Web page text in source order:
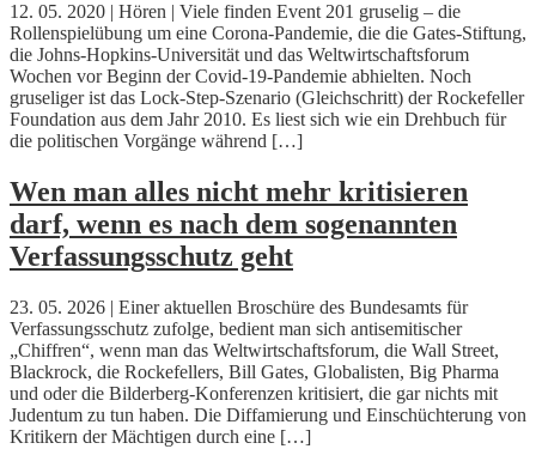
12. 05. 2020 | Hören | Viele finden Event 201 gruselig – die
Rollenspielübung um eine Corona-Pandemie, die die Gates-Stiftung,
die Johns-Hopkins-Universität und das Weltwirtschaftsforum
Wochen vor Beginn der Covid-19-Pandemie abhielten. Noch
gruseliger ist das Lock-Step-Szenario (Gleichschritt) der Rockefeller
Foundation aus dem Jahr 2010. Es liest sich wie ein Drehbuch für
die politischen Vorgänge während […]
Wen man alles nicht mehr kritisieren
darf, wenn es nach dem sogenannten
Verfassungsschutz geht
23. 05. 2026 | Einer aktuellen Broschüre des Bundesamts für
Verfassungsschutz zufolge, bedient man sich antisemitischer
„Chiffren“, wenn man das Weltwirtschaftsforum, die Wall Street,
Blackrock, die Rockefellers, Bill Gates, Globalisten, Big Pharma
und oder die Bilderberg-Konferenzen kritisiert, die gar nichts mit
Judentum zu tun haben. Die Diffamierung und Einschüchterung von
Kritikern der Mächtigen durch eine […]